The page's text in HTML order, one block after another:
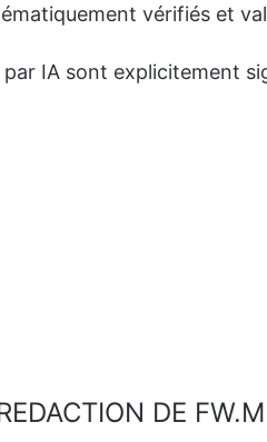
vérifiés et
IA sont explicitement
DE